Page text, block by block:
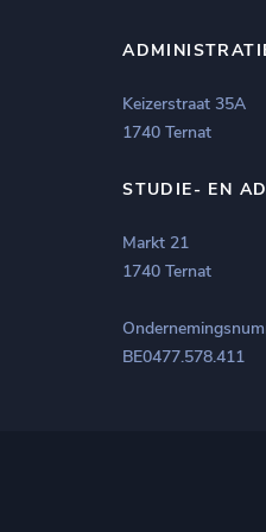
Keizerstraat 35A
1740 Ternat
STUDIE- EN
Markt 21
1740 Ternat
BE0477.578.411